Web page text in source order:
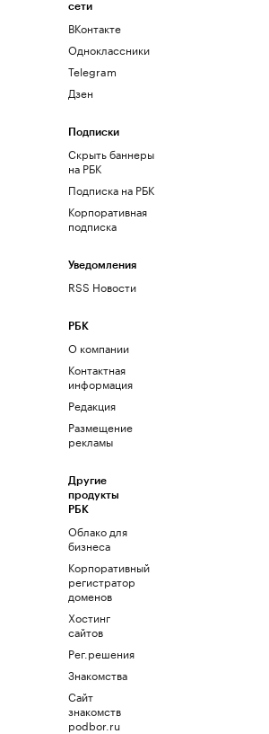
сети
ВКонтакте
Одноклассники
Telegram
Дзен
Подписки
Скрыть баннеры
на РБК
Подписка на РБК
Корпоративная
подписка
Уведомления
RSS Новости
РБК
О компании
Контактная
информация
Редакция
Размещение
рекламы
Другие
продукты
РБК
Облако для
бизнеса
Корпоративный
регистратор
доменов
Хостинг
сайтов
Рег.решения
Знакомства
Сайт
знакомств
podbor.ru